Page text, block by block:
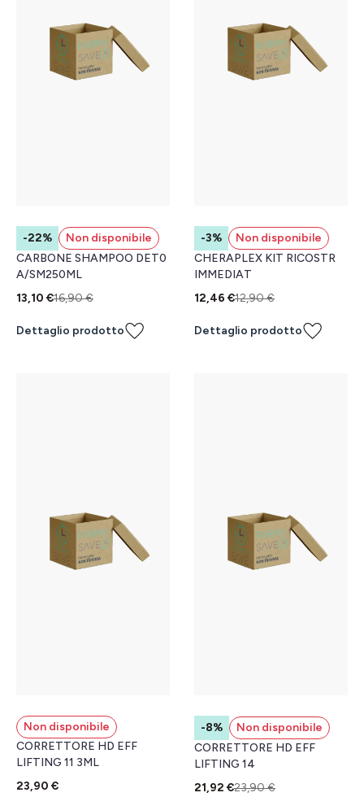
-22%
Non disponibile
CARBONE SHAMPOO DET0
A/SM250ML
13,10 €16,90 €
Dettaglio prodotto
-3%
Non disponibile
CHERAPLEX KIT RICOSTR
IMMEDIAT
12,46 €12,90 €
Dettaglio prodotto
Non disponibile
CORRETTORE HD EFF
LIFTING 11 3ML
23,90 €
-8%
Non disponibile
CORRETTORE HD EFF
LIFTING 14
21,92 €23,90 €